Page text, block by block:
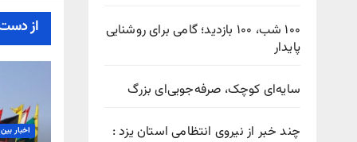
۱۰۰ شب، ۱۰۰ بازدید؛ گامی برای روشنایی
پایدار
سایه‌ای کوچک، صرفه‌جویی‌ای بزرگ
چند خبر از نیروی انتظامی استان یزد :
از
اخبار